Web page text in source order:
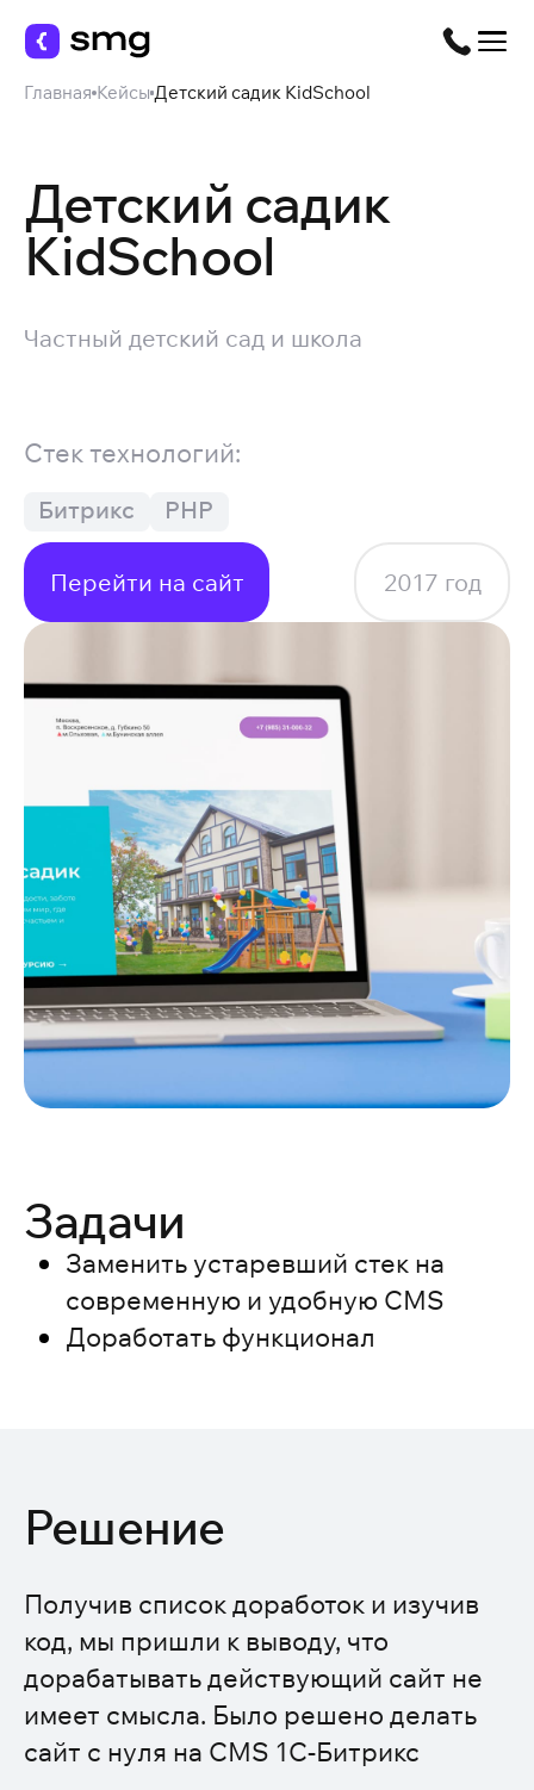
Главная Кейсы Детский садик KidSchool
Детский садик
KidSchool
Частный детский сад и школа
Стек технологий:
Битрикс PHP
Перейти на сайт 2017 год
Задачи
Заменить устаревший стек на
современную и удобную CMS
Доработать функционал
Решение
Получив список доработок и изучив
код, мы пришли к выводу, что
дорабатывать действующий сайт не
имеет смысла. Было решено делать
сайт с нуля на CMS 1С-Битрикс